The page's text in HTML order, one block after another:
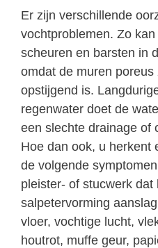
Er zijn verschillende
vochtproblemen. Zo
scheuren en barsten in
omdat de muren
opstijgend is.
regenwater doet de
een slechte drainage of
Hoe dan ook, u herkent
de volgende
pleister- of stucwerk dat
salpetervorming
vloer, vochtige lucht,
houtrot, muffe geur,